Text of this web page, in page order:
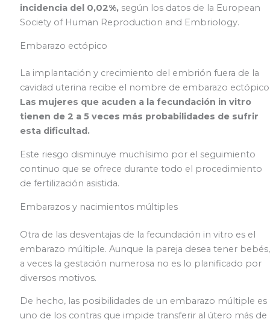
incidencia del 0,02%,según los datos de la European
Society of Human Reproduction and Embriology.
Embarazo ectópico
La implantación y crecimiento del embrión fuera de la
cavidad uterina recibe el nombre de embarazo
Las mujeres que acuden a la fecundación in vitro
tienen de 2 a 5 veces más probabilidades de sufrir
esta dificultad.
Este riesgo disminuye muchísimo por el seguimiento
continuo que se ofrece durante todo el procedimiento
de fertilización asistida.
Embarazos y nacimientos múltiples
Otra de las desventajas de la fecundación in vitro es el
embarazo múltiple. Aunque la pareja desea tener bebés,
a veces la gestación numerosa no es lo planificado por
diversos motivos.
De hecho, las posibilidades de un embarazo múltiple es
uno de los contras que impide transferir al útero más de